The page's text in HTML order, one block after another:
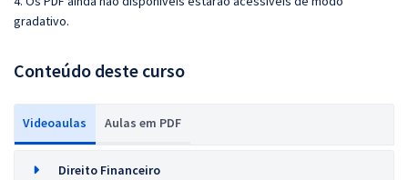
gradativo.
Conteúdo deste curso
Videoaulas Aulas em PDF
Direito Financeiro